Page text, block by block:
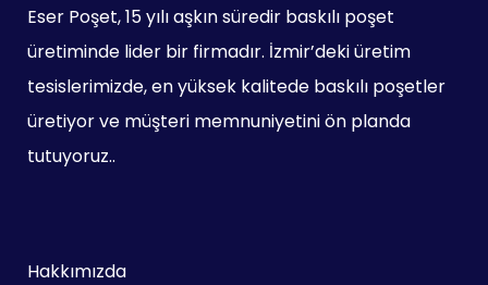
Eser Poşet, 15 yılı aşkın süredir baskılı poşet
üretiminde lider bir firmadır. İzmir’deki üretim
tesislerimizde, en yüksek kalitede baskılı poşetler
üretiyor ve müşteri memnuniyetini ön planda
tutuyoruz..
Hakkımızda